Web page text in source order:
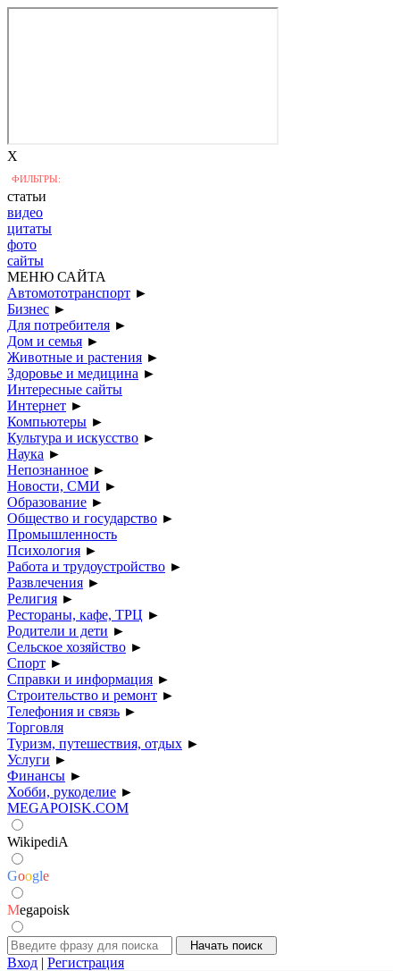
X
ФИЛЬТРЫ:
статьи
видео
цитаты
фото
сайты
МЕНЮ САЙТА
Автомототранспорт ►
Бизнес ►
Для потребителя ►
Дом и семья ►
Животные и растения ►
Здоровье и медицина ►
Интересные сайты
Интернет ►
Компьютеры ►
Культура и искусство ►
Наука ►
Непознанное ►
Новости, СМИ ►
Образование ►
Общество и государство ►
Промышленность
Психология ►
Работа и трудоустройство ►
Развлечения ►
Религия ►
Рестораны, кафе, ТРЦ ►
Родители и дети ►
Сельское хозяйство ►
Спорт ►
Справки и информация ►
Строительство и ремонт ►
Телефония и связь ►
Торговля
Туризм, путешествия, отдых ►
Услуги ►
Финансы ►
Хобби, рукоделие ►
MEGAPOISK.COM
WikipediA
Google
Megapoisk
Вход | Регистрация